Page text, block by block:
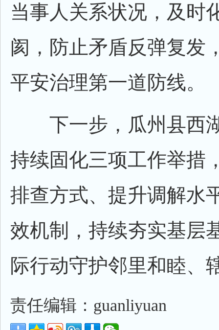
当事人关系状况，及时
阂，防止矛盾反弹复发
平安治理第一道防线。
下一步，瓜州县西
持续固化三项工作举措
排查方式、提升调解水
效机制，持续夯实基层
际行动守护邻里和睦、
责任编辑：guanliyuan